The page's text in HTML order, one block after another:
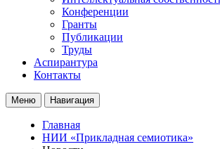
Конференции
Гранты
Публикации
Труды
Аспирантура
Контакты
Меню Навигация
Главная
НИИ «Прикладная семиотика»